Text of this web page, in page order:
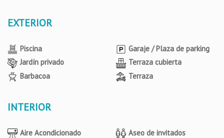
EXTERIOR
Piscina
Jardín privado
Barbacoa
Garaje / Plaza de parking
Terraza cubierta
Terraza
INTERIOR
Aire Acondicionado
Aseo de invitados